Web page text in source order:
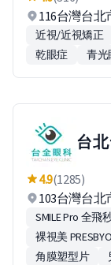
116台灣台北
近視/近視矯正
乾眼症
青光
台
4.9(1285)
103台灣台北
SMILE Pro 全飛
裸視美
角膜塑型片